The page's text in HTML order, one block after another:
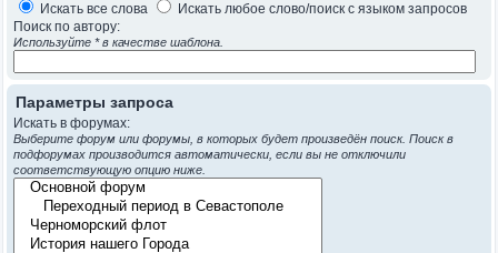
Искать все слова
Искать любое слово/поиск с языком запросов
Поиск по автору:
Используйте * в качестве шаблона.
Параметры запроса
Искать в форумах:
Выберите форум или форумы, в которых будет произведён поиск. Поиск в
подфорумах производится автоматически, если вы не отключили
соответствующую опцию ниже.